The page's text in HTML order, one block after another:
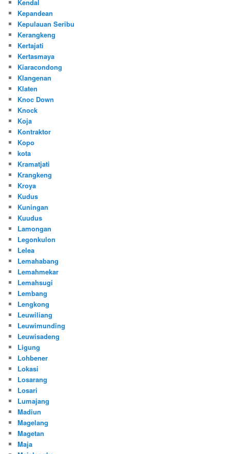
Kendal
Kepandean
Kepulauan Seribu
Kerangkeng
Kertajati
Kertasmaya
Kiaracondong
Klangenan
Klaten
Knoc Down
Knock
Koja
Kontraktor
Kopo
kota
Kramatjati
Krangkeng
Kroya
Kudus
Kuningan
Kuudus
Lamongan
Legonkulon
Lelea
Lemahabang
Lemahmekar
Lemahsugi
Lembang
Lengkong
Leuwiliang
Leuwimunding
Leuwisadeng
Ligung
Lohbener
Lokasi
Losarang
Losari
Lumajang
Madiun
Magelang
Magetan
Maja